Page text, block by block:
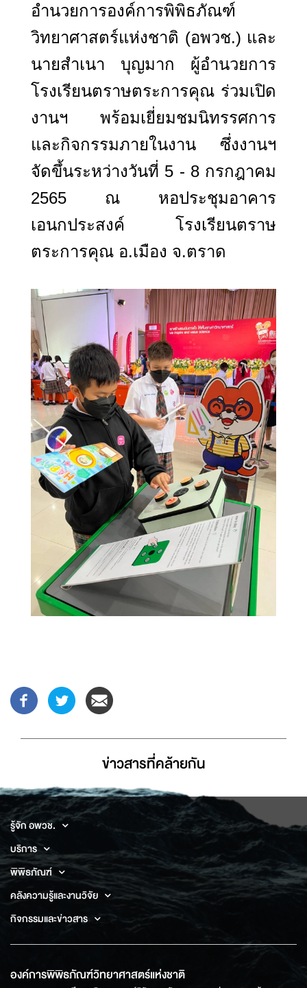
อำนวยการองค์การพิพิธภัณฑ์
วิทยาศาสตร์แห่งชาติ (อพวช.) และ
นายสำเนา บุญมาก ผู้อำนวยการ
โรงเรียนตราษตระการคุณ ร่วมเปิด
งานฯ พร้อมเยี่ยมชมนิทรรศการ
และกิจกรรมภายในงาน ซึ่งงานฯ
จัดขึ้นระหว่างวันที่ 5 - 8 กรกฎาคม
2565 ณ หอประชุมอาคาร
เอนกประสงค์ โรงเรียนตราษ
ตระการคุณ อ.เมือง จ.ตราด
ข่าวสารที่่คล้ายกัน
รู้จัก อพวช.
บริการ
พิพิธภัณฑ์
คลังความรู้และงานวิจัย
กิจกรรมและข่าวสาร
องค์การพิพิธภัณฑ์วิทยาศาสตร์แห่งชาติ